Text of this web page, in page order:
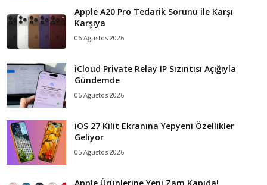
Apple A20 Pro Tedarik Sorunu ile Karşı
Karşıya
06 Ağustos 2026
iCloud Private Relay IP Sızıntısı Açığıyla
Gündemde
06 Ağustos 2026
iOS 27 Kilit Ekranına Yepyeni Özellikler
Geliyor
05 Ağustos 2026
Apple Ürünlerine Yeni Zam Kapıda!